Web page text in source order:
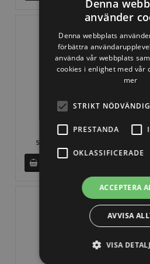
S-dekor
SEK 152,39 Inkl. moms
Denna
använder
Denna webbplats
förbättra
använda vår webbplats
cookies i enlighet med vår
mer
STRIKT
PRESTANDA
OKLASSIFICERADE
ACCEPTERA
AVVISA
VISA